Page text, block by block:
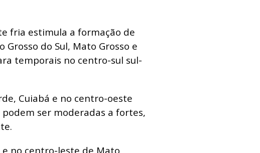
fria estimula a formação de
do Sul, Mato Grosso e
temporais no centro-sul sul-
Cuiabá e no centro-oeste
ser moderadas a fortes,
e no centro-leste de Mato